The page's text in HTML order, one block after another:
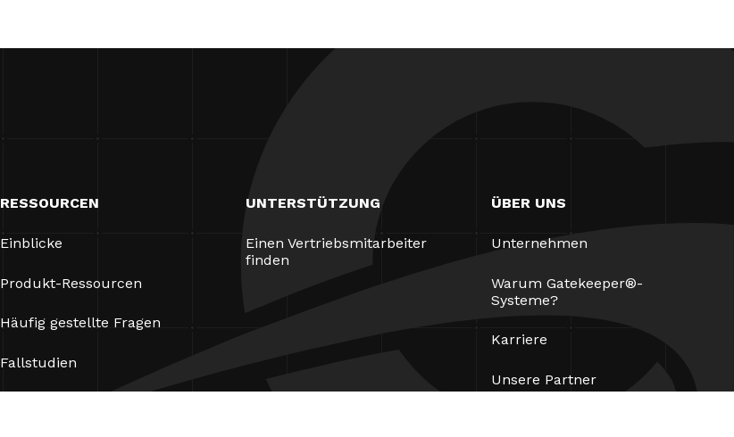
RESSOURCEN
Einblicke
Produkt-Ressourcen
Häufig gestellte Fragen
Fallstudien
UNTERSTÜTZUNG
Einen Vertriebsmitarbeiter
finden
ÜBER UNS
Unternehmen
Warum Gatekeeper®-
Systeme?
Karriere
Unsere Partner